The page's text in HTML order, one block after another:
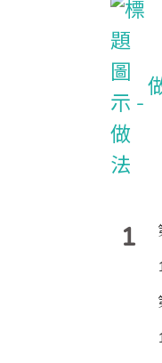
1